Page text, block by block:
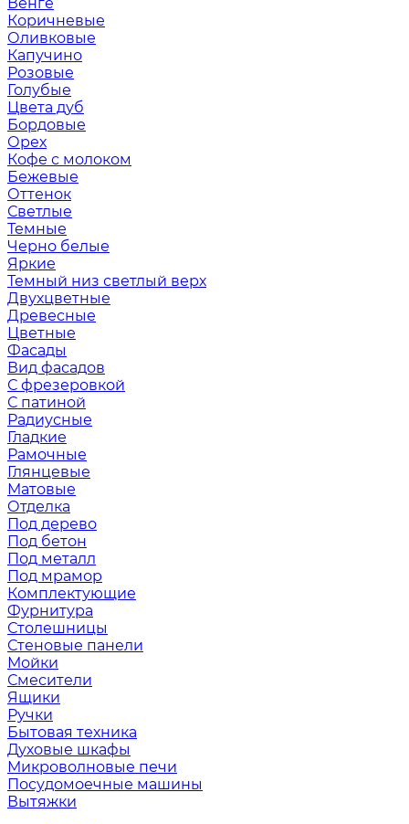
Коричневые
Оливковые
Капучино
Розовые
Голубые
Цвета дуб
Бордовые
Орех
Кофе с молоком
Бежевые
Оттенок
Светлые
Темные
Черно белые
Яркие
Темный низ светлый верх
Двухцветные
Древесные
Цветные
Фасады
Вид фасадов
С фрезеровкой
С патиной
Радиусные
Гладкие
Рамочные
Глянцевые
Матовые
Отделка
Под дерево
Под бетон
Под металл
Под мрамор
Комплектующие
Фурнитура
Столешницы
Стеновые панели
Мойки
Смесители
Ящики
Ручки
Бытовая техника
Духовые шкафы
Микроволновые печи
Посудомоечные машины
Вытяжки